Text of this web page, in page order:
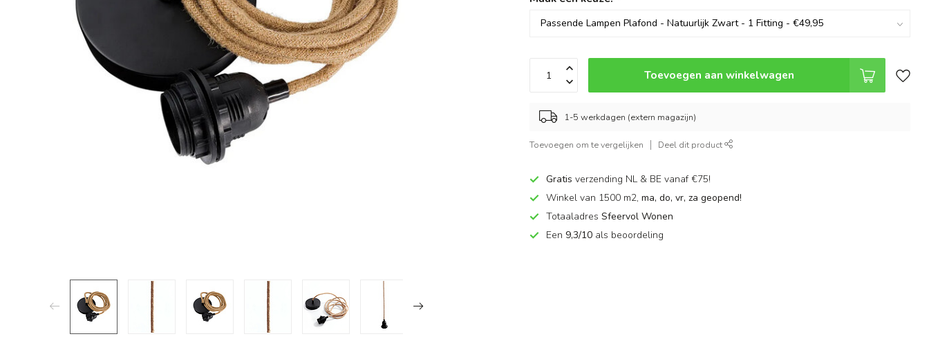
Toevoegen aan winkelwagen
1-5 werkdagen (extern magazijn)
Toevoegen om te vergelijken Deel dit product
Gratisverzending NL & BE vanaf €75!
Winkel van 1500 m2,ma, do, vr, za geopend!
TotaaladresSfeervol Wonen
Een 9,3/10 als beoordeling